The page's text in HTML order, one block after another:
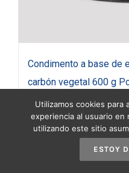
Condimento a base de
carbón vegetal 600 g
18,95
(IVA incluido)
Utilizamos cookies para
experiencia al usuario
utilizando este sitio
ESTOY